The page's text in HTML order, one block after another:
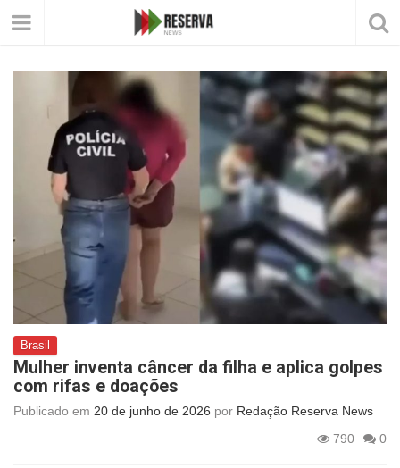
Brasil
Mulher inventa câncer da filha e aplica golpes
com rifas e doações
Publicado em 20 de junho de 2026 por Redação Reserva News
790
0